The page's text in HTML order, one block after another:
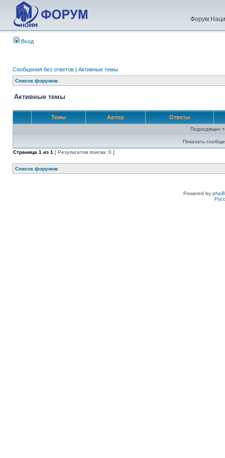
Форум
Вход
Сообщения без ответов | Активные темы
Список форумов
Активные темы
Темы Автор Ответы
Подходящих
Показать
Страница 1 из 1 [ Результатов поиска: 0 ]
Список форумов
Powered by